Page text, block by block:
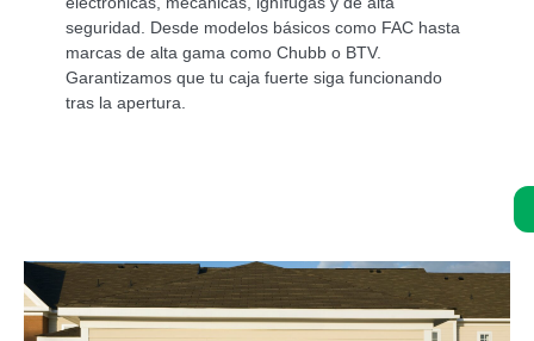
seguridad. Desde modelos básicos como FAC hasta
marcas de alta gama como Chubb o BTV.
Garantizamos que tu caja fuerte siga funcionando
tras la apertura.